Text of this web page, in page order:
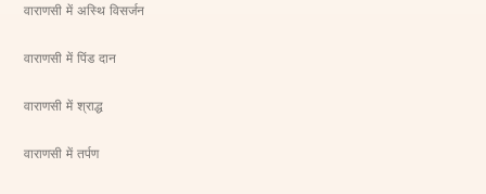
वाराणसी में अस्थि विसर्जन
वाराणसी में पिंड दान
वाराणसी में श्राद्ध
वाराणसी में तर्पण